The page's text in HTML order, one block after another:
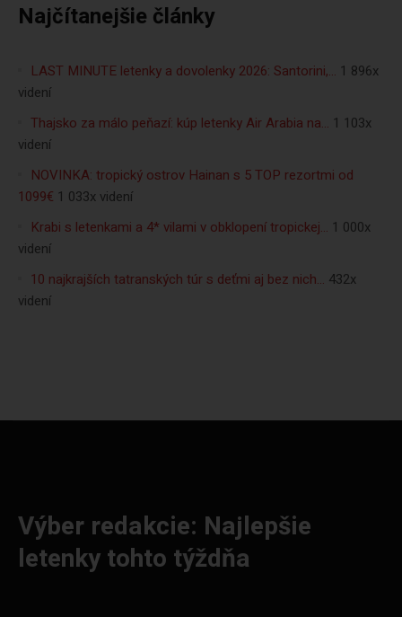
Najčítanejšie články
LAST MINUTE letenky a dovolenky 2026: Santorini,… 1 896x
videní
Thajsko za málo peňazí: kúp letenky Air Arabia na… 1 103x
videní
NOVINKA: tropický ostrov Hainan s 5 TOP rezortmi od
1099€ 1 033x videní
Krabi s letenkami a 4* vilami v obklopení tropickej… 1 000x
videní
10 najkrajších tatranských túr s deťmi aj bez nich… 432x
videní
Výber redakcie: Najlepšie
letenky tohto týždňa